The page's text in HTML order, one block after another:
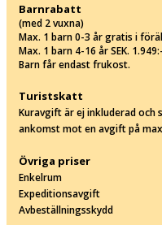
Barnrabatt
(med 2 vuxna)
Max. 1 barn 0-3 år gratis i
Max. 1 barn 4-16 år SEK.
Barn får endast frukost.
Turistskatt
Kuravgift är ej inkluderad
ankomst mot en avgift på
Övriga priser
Enkelrum
Expeditionsavgift
Avbeställningsskydd